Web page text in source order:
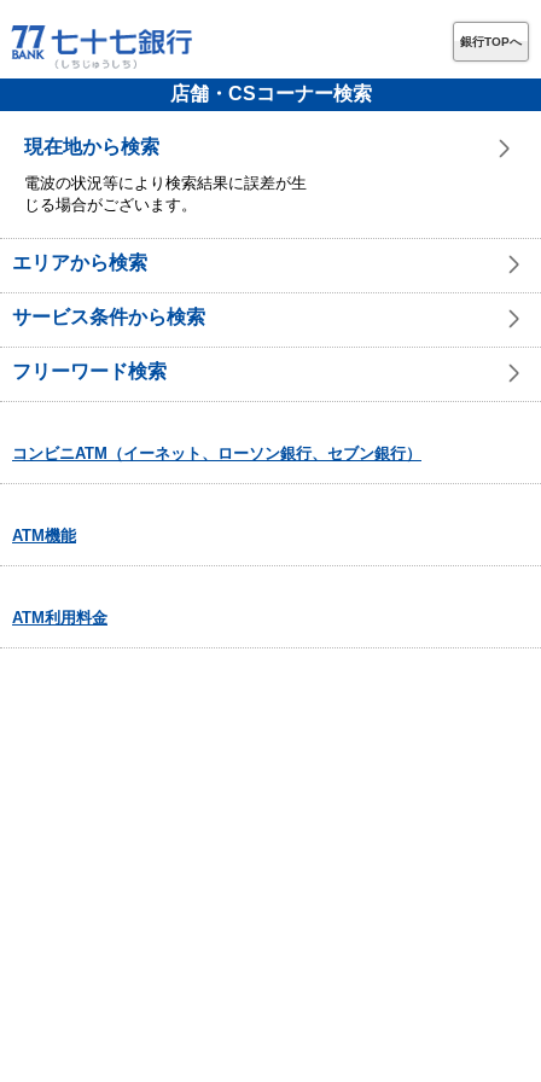
銀行TOPへ
店舗・CSコーナー検索
現在地から検索
電波の状況等により検索結果に誤差が生
じる場合がございます。
エリアから検索
サービス条件から検索
フリーワード検索
コンビニATM（イーネット、ローソン銀行、セブン銀行）
ATM機能
ATM利用料金